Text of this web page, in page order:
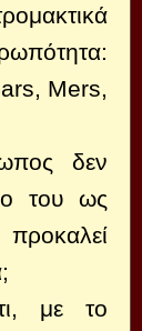
Mers,
δεν
του ως
με το